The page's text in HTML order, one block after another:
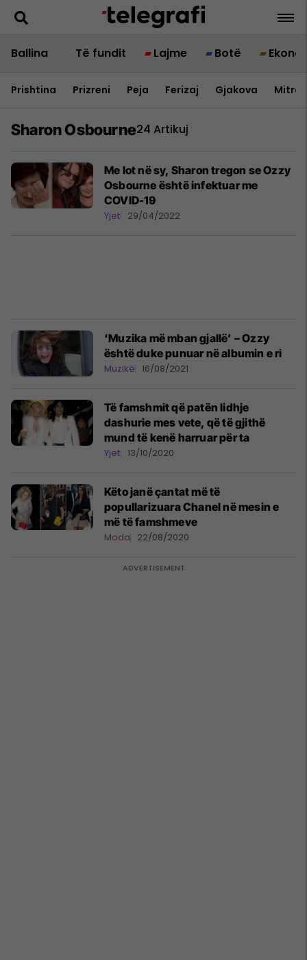
Ballina Të fundit Lajme Botë
Prishtina Prizreni Peja Ferizaj Gjakova
Sharon Osbourne24 Artikuj
Me lot në sy, Sharon tregon se Ozzy
Osbourne është infektuar me
COVID-19
Yjet 29/04/2022
‘Muzika më mban gjallë’ – Ozzy
është duke punuar në albumin e ri
Muzikë 16/08/2021
Të famshmit që patën lidhje
dashurie mes vete, që të gjithë
mund të kenë harruar për ta
Yjet 13/10/2020
Këto janë çantat më të
popullarizuara Chanel në mesin e
më të famshmeve
Moda 22/08/2020